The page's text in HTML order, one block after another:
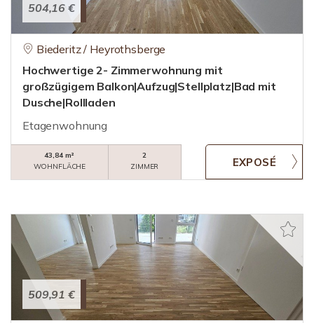
504,16 €
Biederitz / Heyrothsberge
Hochwertige 2- Zimmerwohnung mit
großzügigem Balkon|Aufzug|Stellplatz|Bad mit
Dusche|Rollladen
Etagenwohnung
43,84 m²
WOHNFLÄCHE
2
ZIMMER
509,91 €